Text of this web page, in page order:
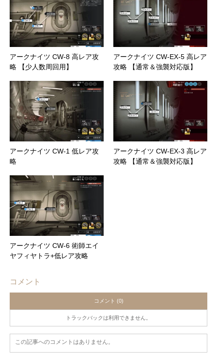
アークナイツ CW-8 高レア攻
略 【少人数周回用】
アークナイツ CW-EX-5 高レア
攻略 【通常＆強襲対応版】
アークナイツ CW-1 低レア攻
略
アークナイツ CW-EX-3 高レア
攻略 【通常＆強襲対応版】
アークナイツ CW-6 術師エイ
ヤフィヤトラ+低レア攻略
コメント
コメント (0)
トラックバックは利用できません。
この記事へのコメントはありません。